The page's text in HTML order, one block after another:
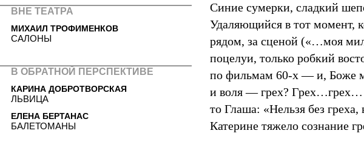
Синие сумерки, сладкий
Удаляющийся в тот момент,
рядом, за сценой («…моя
поцелуи, только робкий
по фильмам 60-х —и, Боже
и воля — грех? Грех…грех…
то Глаша: «Нельзя без
Катерине тяжело сознание
ВНЕ ТЕАТРА
МИХАИЛ ТРОФИМЕНКОВ
САЛОНЫ
В ОБРАТНОЙ ПЕРСПЕКТИВЕ
КАРИНА ДОБРОТВОРСКАЯ
ЛЬВИЦА
ЕЛЕНА БЕРТАНАС
БАЛЕТОМАНЫ